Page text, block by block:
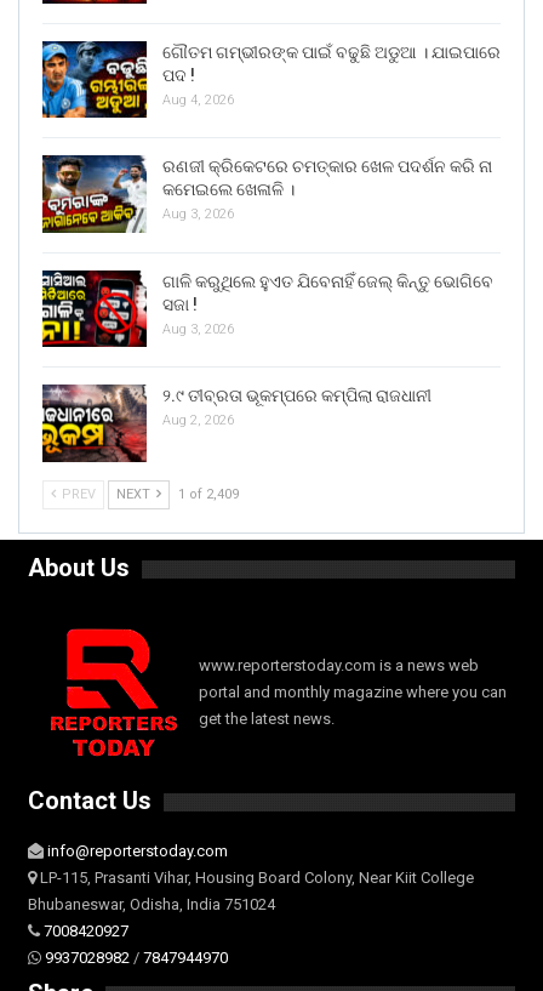
ଗୌତମ ଗମ୍ଭୀରଙ୍କ ପାଇଁ ବଢୁଛି ଅଡୁଆ । ଯାଇପାରେ
ପଦ !
Aug 4, 2026
ରଣଜୀ କ୍ରିକେଟରେ ଚମତ୍କାର ଖେଳ ପଦର୍ଶନ କରି ନା
କମେଇଲେ ଖେଳାଳି ।
Aug 3, 2026
ଗାଳି କରୁଥିଲେ ହୁଏତ ଯିବେନାହିଁ ଜେଲ୍ କିନ୍ତୁ ଭୋଗିବେ
ସଜା !
Aug 3, 2026
୨.୯ ତୀବ୍ରତା ଭୂକମ୍ପରେ କମ୍ପିଲା ରାଜଧାନୀ
Aug 2, 2026
PREV NEXT 1 of 2,409
About Us
www.reporterstoday.com is a news web
portal and monthly magazine where you can
get the latest news.
Contact Us
info@reporterstoday.com
LP-115, Prasanti Vihar, Housing Board Colony, Near Kiit College
Bhubaneswar, Odisha, India 751024
7008420927
9937028982 / 7847944970